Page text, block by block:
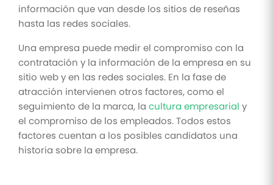
información que van desde los sitios de reseñas
hasta las redes sociales.
Una empresa puede medir el compromiso con la
contratación y la información de la empresa en su
sitio web y en las redes sociales. En la fase de
atracción intervienen otros factores, como el
seguimiento de la marca, la cultura empresarial y
el compromiso de los empleados. Todos estos
factores cuentan a los posibles candidatos una
historia sobre la empresa.